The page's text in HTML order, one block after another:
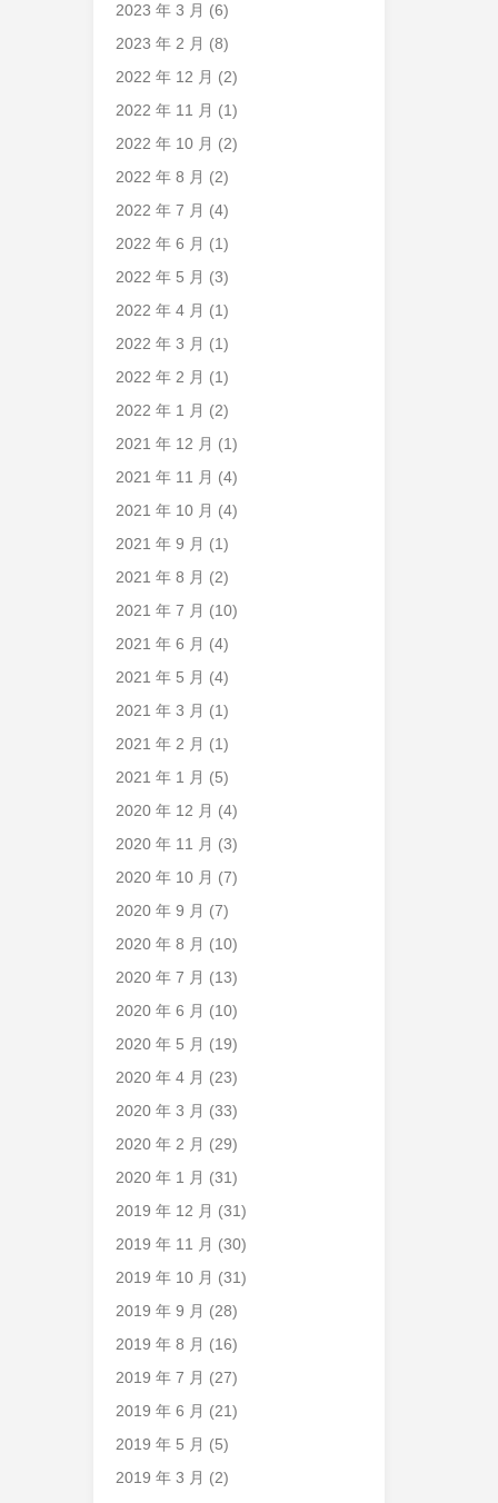
2023 年 3 月 (6)
2023 年 2 月 (8)
2022 年 12 月 (2)
2022 年 11 月 (1)
2022 年 10 月 (2)
2022 年 8 月 (2)
2022 年 7 月 (4)
2022 年 6 月 (1)
2022 年 5 月 (3)
2022 年 4 月 (1)
2022 年 3 月 (1)
2022 年 2 月 (1)
2022 年 1 月 (2)
2021 年 12 月 (1)
2021 年 11 月 (4)
2021 年 10 月 (4)
2021 年 9 月 (1)
2021 年 8 月 (2)
2021 年 7 月 (10)
2021 年 6 月 (4)
2021 年 5 月 (4)
2021 年 3 月 (1)
2021 年 2 月 (1)
2021 年 1 月 (5)
2020 年 12 月 (4)
2020 年 11 月 (3)
2020 年 10 月 (7)
2020 年 9 月 (7)
2020 年 8 月 (10)
2020 年 7 月 (13)
2020 年 6 月 (10)
2020 年 5 月 (19)
2020 年 4 月 (23)
2020 年 3 月 (33)
2020 年 2 月 (29)
2020 年 1 月 (31)
2019 年 12 月 (31)
2019 年 11 月 (30)
2019 年 10 月 (31)
2019 年 9 月 (28)
2019 年 8 月 (16)
2019 年 7 月 (27)
2019 年 6 月 (21)
2019 年 5 月 (5)
2019 年 3 月 (2)